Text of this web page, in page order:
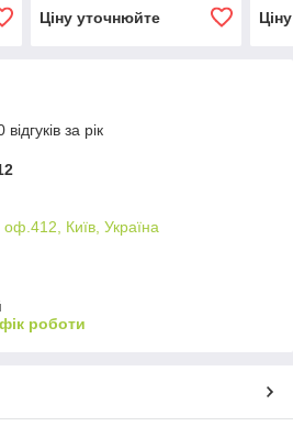
Ціну уточнюйте
за рік
оф.412, Київ, Україна
роботи